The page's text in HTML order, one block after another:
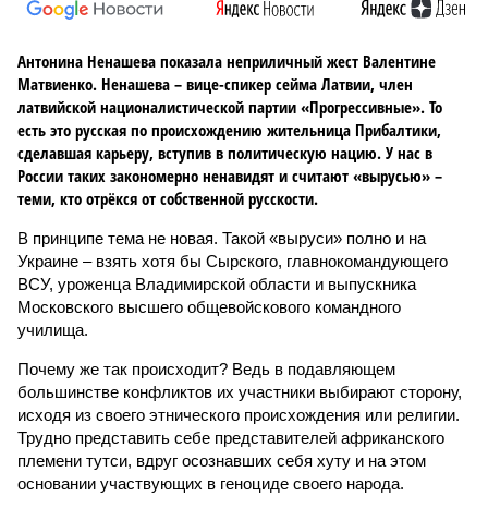
Антонина Ненашева показала неприличный жест Валентине
Матвиенко. Ненашева – вице-спикер сейма Латвии, член
латвийской националистической партии «Прогрессивные». То
есть это русская по происхождению жительница Прибалтики,
сделавшая карьеру, вступив в политическую нацию. У нас в
России таких закономерно ненавидят и считают «вырусью» –
теми, кто отрёкся от собственной русскости.
В принципе тема не новая. Такой «выруси» полно и на
Украине – взять хотя бы Сырского, главнокомандующего
ВСУ, уроженца Владимирской области и выпускника
Московского высшего общевойскового командного
училища.
Почему же так происходит? Ведь в подавляющем
большинстве конфликтов их участники выбирают сторону,
исходя из своего этнического происхождения или религии.
Трудно представить себе представителей африканского
племени тутси, вдруг осознавших себя хуту и на этом
основании участвующих в геноциде своего народа.